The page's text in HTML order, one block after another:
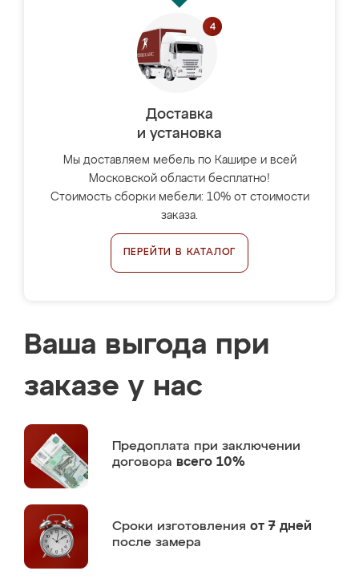
Доставка
и установка
Мы доставляем мебель по Кашире и всей
Московской области бесплатно!
Стоимость сборки мебели: 10% от стоимости
заказа.
ПЕРЕЙТИ В КАТАЛОГ
Ваша выгода при
заказе у нас
Предоплата при заключении
договора всего 10%
Сроки изготовления от 7 дней
после замера